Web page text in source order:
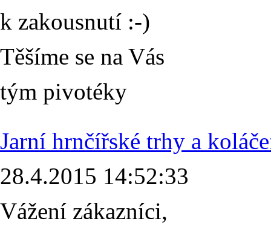
k zakousnutí :-)
Těšíme se na Vás
tým pivotéky
Jarní hrnčířské trhy a
28.4.2015 14:52:33
Vážení zákazníci,